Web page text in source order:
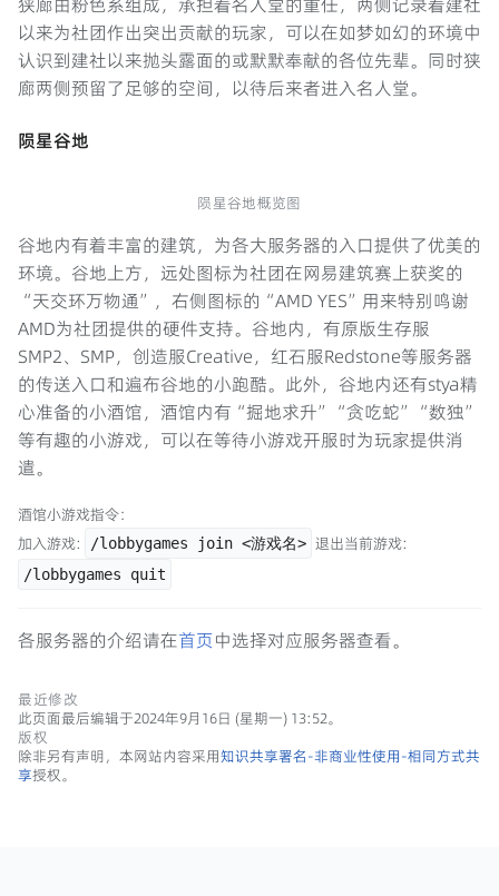
以来为社团作出突出贡献的玩家，可以在如梦如幻的环境中
认识到建社以来抛头露面的或默默奉献的各位先辈。同时狭
廊两侧预留了足够的空间，以待后来者进入名人堂。
陨星谷地
陨星谷地概览图
谷地内有着丰富的建筑，为各大服务器的入口提供了优美的
环境。谷地上方，远处图标为社团在网易建筑赛上获奖的
“天交环万物通”，右侧图标的“AMD YES”用来特别鸣谢
AMD为社团提供的硬件支持。谷地内，有原版生存服
SMP2、SMP，创造服Creative，红石服Redstone等服务器
的传送入口和遍布谷地的小跑酷。此外，谷地内还有stya精
心准备的小酒馆，酒馆内有“掘地求升”“贪吃蛇”“数独”
等有趣的小游戏，可以在等待小游戏开服时为玩家提供消
遣。
酒馆小游戏指令：
加入游戏:
/lobbygames join <游戏名> 退出当前游戏:
/lobbygames quit
各服务器的介绍请在首页中选择对应服务器查看。
最近修改
此页面最后编辑于2024年9月16日 (星期一) 13:52。
版权
除非另有声明，本网站内容采用知识共享署名-非商业性使用-相同方式共
享授权。